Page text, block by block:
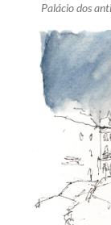
Palácio dos